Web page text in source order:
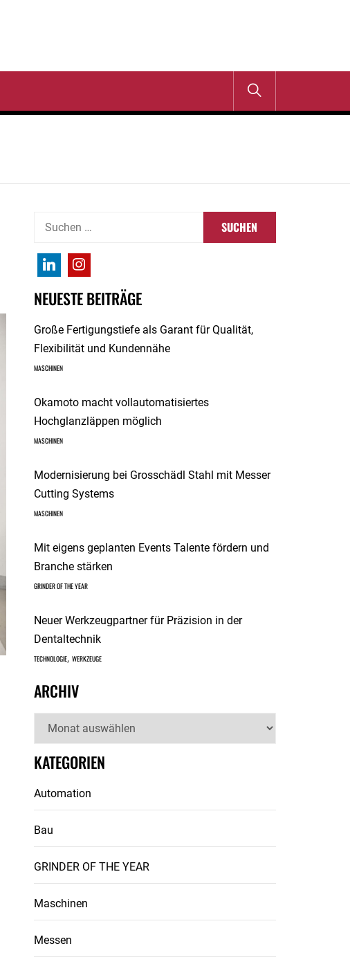
Suchen
NEUESTE BEITRÄGE
Große Fertigungstiefe als Garant für Qualität,
Flexibilität und Kundennähe
MASCHINEN
Okamoto macht vollautomatisiertes
Hochglanzläppen möglich
MASCHINEN
Modernisierung bei Grosschädl Stahl mit Messer
Cutting Systems
MASCHINEN
Mit eigens geplanten Events Talente fördern und
Branche stärken
GRINDER OF THE YEAR
Neuer Werkzeugpartner für Präzision in der
Dentaltechnik
TECHNOLOGIE, WERKZEUGE
ARCHIV
Archiv
KATEGORIEN
Automation
Bau
GRINDER OF THE YEAR
Maschinen
Messen